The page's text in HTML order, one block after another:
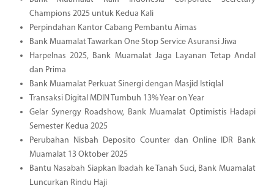
Champions 2025 untuk Kedua Kali
Perpindahan Kantor Cabang Pembantu Aimas
Bank Muamalat Tawarkan One Stop Service Asuransi Jiwa
Harpelnas 2025, Bank Muamalat Jaga Layanan Tetap Andal
dan Prima
Bank Muamalat Perkuat Sinergi dengan Masjid Istiqlal
Transaksi Digital MDIN Tumbuh 13% Year on Year
Gelar Synergy Roadshow, Bank Muamalat Optimistis Hadapi
Semester Kedua 2025
Perubahan Nisbah Deposito Counter dan Online IDR Bank
Muamalat 13 Oktober 2025
Bantu Nasabah Siapkan Ibadah ke Tanah Suci, Bank Muamalat
Luncurkan Rindu Haji